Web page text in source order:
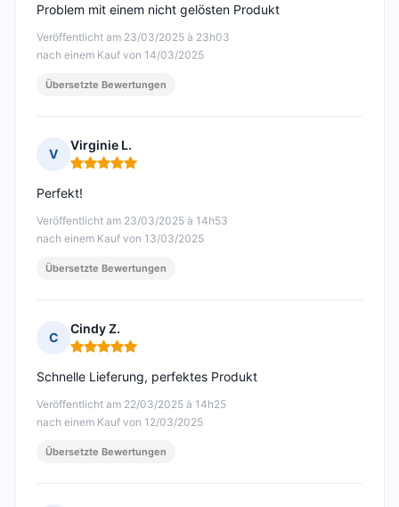
Veröffentlicht am 23/03/2025 à 23h03
nach einem Kauf von 14/03/2025
Problem mit einem nicht gelösten Produkt
Übersetzte Bewertungen
V
Virginie L.
Hinweis: 5 von 5
Veröffentlicht am 23/03/2025 à 14h53
nach einem Kauf von 13/03/2025
Perfekt!
Übersetzte Bewertungen
C
Cindy Z.
Hinweis: 5 von 5
Veröffentlicht am 22/03/2025 à 14h25
nach einem Kauf von 12/03/2025
Schnelle Lieferung, perfektes Produkt
Übersetzte Bewertungen